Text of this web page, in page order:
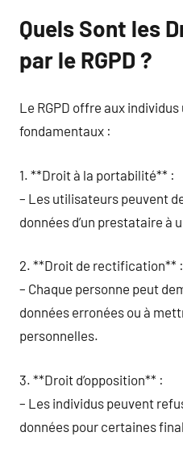
Quels Sont les
par le RGPD ?
Le RGPD offre aux
fondamentaux :
1. **Droit à la portabilité** :
– Les utilisateurs peuvent
données d’un prestataire à
2. **Droit de rectification** :
– Chaque personne peut
données erronées ou à
personnelles.
3. **Droit d’opposition** :
– Les individus peuvent
données pour certaines